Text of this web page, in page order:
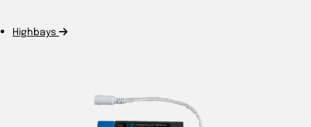
Highbays